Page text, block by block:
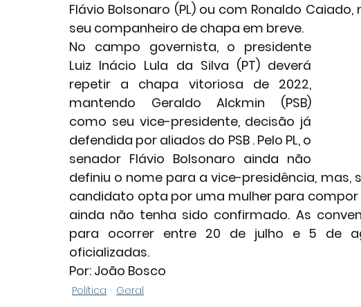
Flávio Bolsonaro (PL) ou com Ronaldo
seu companheiro de chapa em breve.
No campo governista, o presidente
Luiz Inácio Lula da Silva (PT) deverá
repetir a chapa vitoriosa de 2022,
mantendo Geraldo Alckmin (PSB)
como seu vice-presidente, decisão já
defendida por aliados do PSB . Pelo PL, o
senador Flávio Bolsonaro ainda não
definiu o nome para a vice-presidência, mas,
candidato opta por uma mulher para
ainda não tenha sido confirmado. As
para ocorrer entre 20 de julho e 5 de
oficializadas.
Por: João Bosco
Política Geral